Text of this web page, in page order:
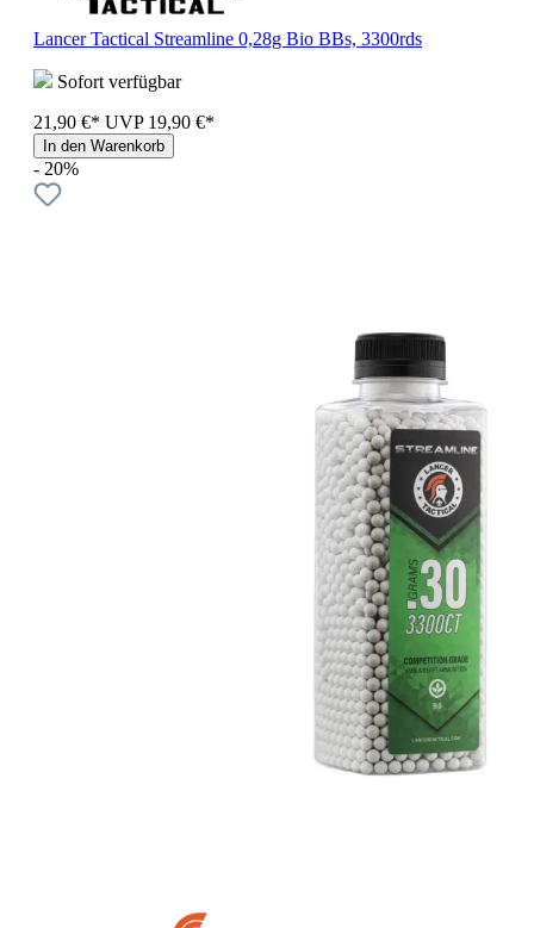
Lancer Tactical Streamline 0,28g Bio BBs, 3300rds
Sofort verfügbar
21,90 €* UVP 19,90 €*
In den Warenkorb
- 20%